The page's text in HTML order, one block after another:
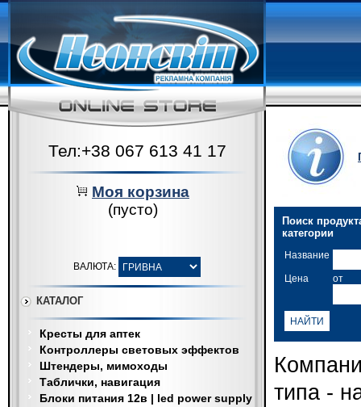
Тел:+38 067 613 41 17
Моя корзина
(пусто)
ВАЛЮТА:
КАТАЛОГ
Кресты для аптек
Контроллеры световых эффектов
Штендеры, мимоходы
Таблички, навигация
Блоки питания 12в | led power supply
Поиск
категории
Название
Цена от
типа -